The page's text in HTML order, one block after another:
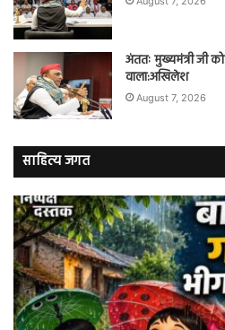
अंततः मुख्यमंत्री जी
वाला:अखिलेश
August 7, 2026
साहित्य जगत